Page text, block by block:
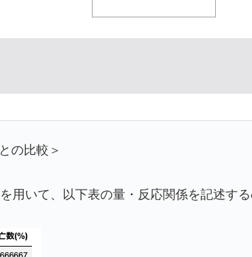
の比較＞
用いて、以下表の量・反応関係を記述する